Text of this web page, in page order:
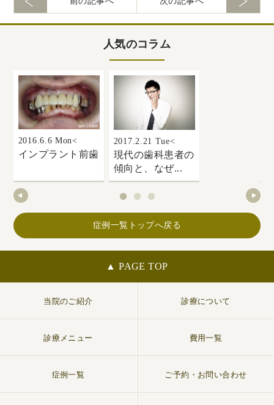
人気のコラム
2016.6.6 Mon<
インプラント前歯
2017.2.21 Tue<
現代の歯科患者の
傾向と、なぜ...
症例一覧トップへ戻る
▲ PAGE TOP
当院のご紹介 診療について
診療メニュー 費用一覧
症例一覧 ご予約・お問い合わせ